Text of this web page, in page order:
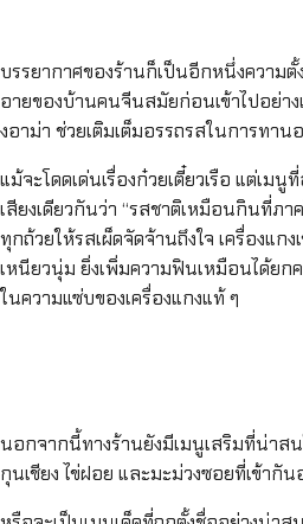
บรรยากาศของร้านก็เป็นอีกหนึ่งความ
อายของบ้านคนจีนสมัยก่อนเข้าไปอย่า
งอาม่า ช่วยเติมเต็มอรรถรสในการทาน
แม้จะโดดเด่นเรื่องก๋วยเตี๋ยวเรือ แต่เม
เสียงเดียวกันว่า “รสชาติเหมือนกินที่ภา
ทุกถ้วยให้รสเผ็ดจัดจ้านถึงใจ เครื่องแ
เหนียวนุ่ม ยิ่งเพิ่มความฟินเหมือนได้ยก
ในความแซ่บของเครื่องแกงแท้ ๆ
นอกจากนี้ทางร้านยังมีเมนูเสริมที่น่าส
กุนเชียง ไข่ฝอย และมะม่วงซอยที่เข้ากัน